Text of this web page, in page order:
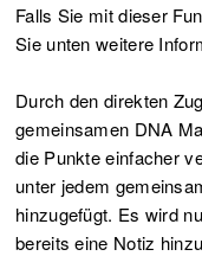
Falls Sie mit dieser
Sie unten weitere
Durch den direkten
gemeinsamen DNA
die Punkte einfacher
unter jedem
hinzugefügt. Es wird
bereits eine Notiz